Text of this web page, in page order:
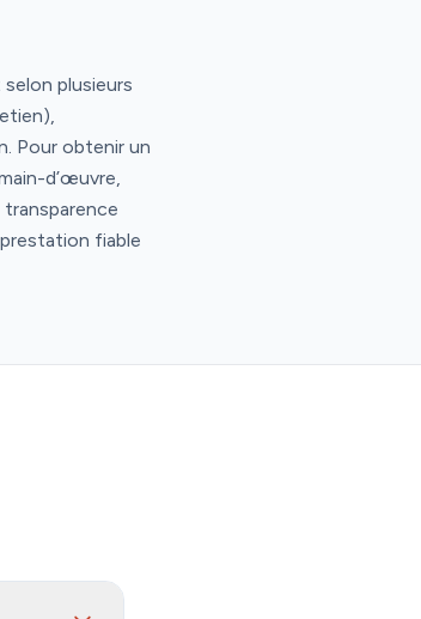
plusieurs
Pour obtenir un
d’œuvre,
fiable